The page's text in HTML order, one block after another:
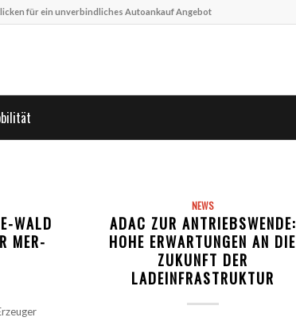
für ein unverbindliches Autoankauf Angebot
WALD
MER-
NEWS
ADAC ZUR ANTRIEBSWENDE:
HOHE ERWARTUNGEN AN DIE
ZUKUNFT DER
LADEINFRASTRUKTUR